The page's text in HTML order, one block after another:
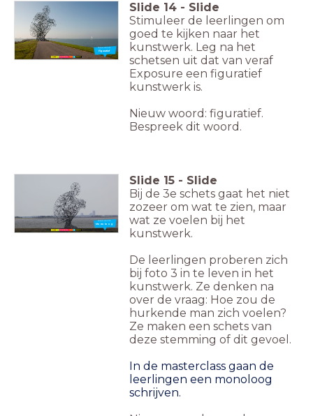
Nieuw woord:
Figuratief
Slide 14 - Slide
Stimuleer de leerlingen om
goed te kijken naar het
kunstwerk. Leg na het
schetsen uit dat van veraf
Exposure een figuratief
kunstwerk is.
Nieuw woord: figuratief.
Bespreek dit woord.
Nieuw woord:
Monoloog
Slide 15 - Slide
Bij de 3e schets gaat het niet
zozeer om wat te zien, maar
wat ze voelen bij het
kunstwerk.
De leerlingen proberen zich
bij foto 3 in te leven in het
kunstwerk. Ze denken na
over de vraag: Hoe zou de
hurkende man zich voelen?
Ze maken een schets van
deze stemming of dit gevoel.
In de masterclass gaan de
leerlingen een monoloog
schrijven.